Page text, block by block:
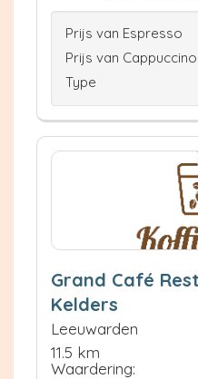
Prijs van Espresso
Prijs van Cappuccino
Type
Grand Café
Kelders
Leeuwarden
11.5 km
Waardering: